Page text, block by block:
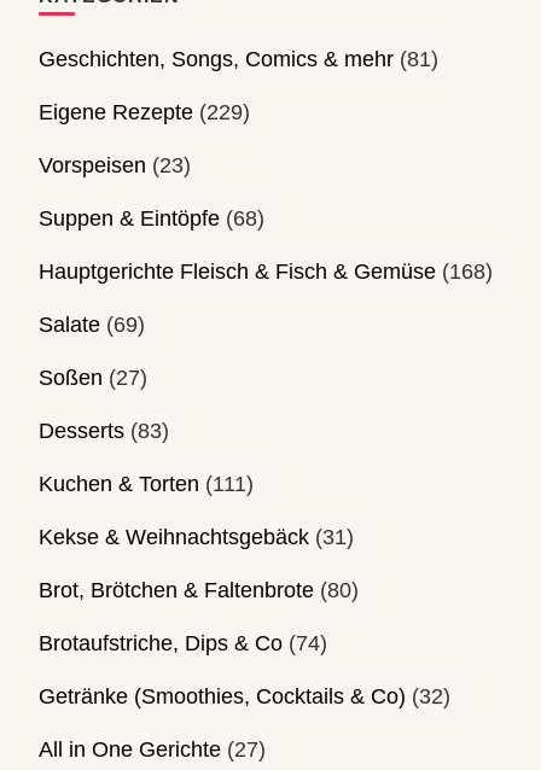
Geschichten, Songs, Comics & mehr (81)
Eigene Rezepte (229)
Vorspeisen (23)
Suppen & Eintöpfe (68)
Hauptgerichte Fleisch & Fisch & Gemüse (168)
Salate (69)
Soßen (27)
Desserts (83)
Kuchen & Torten (111)
Kekse & Weihnachtsgebäck (31)
Brot, Brötchen & Faltenbrote (80)
Brotaufstriche, Dips & Co (74)
Getränke (Smoothies, Cocktails & Co) (32)
All in One Gerichte (27)